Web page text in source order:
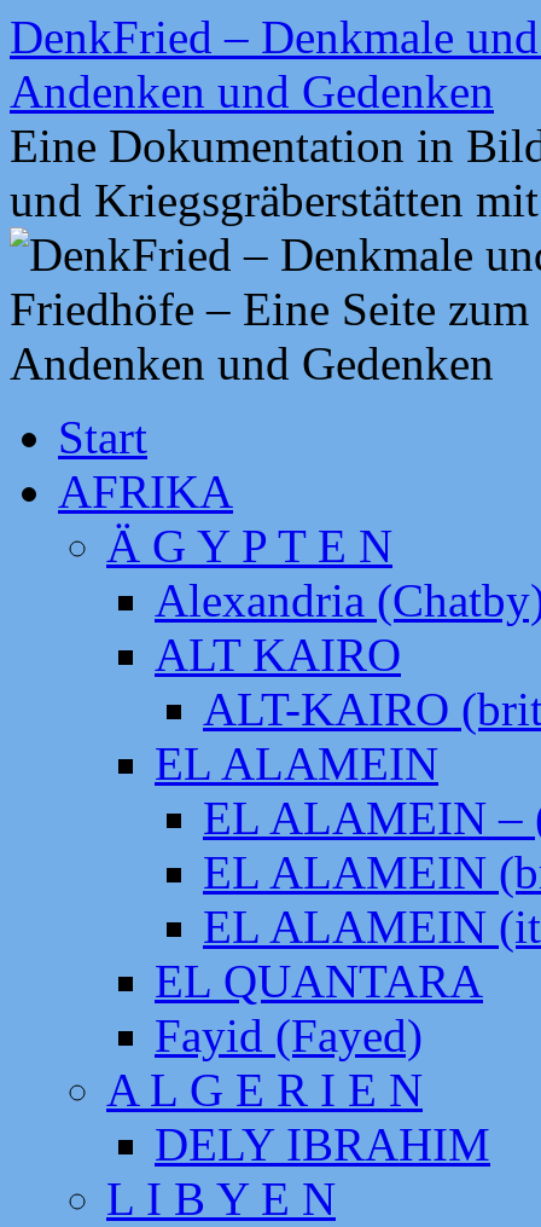
Zum
Inhalt
springen
DenkFried – Denkmale
Andenken und Gedenken
Eine Dokumentation in
und Kriegsgräberstätten
Start
AFRIKA
Ä G Y P T E N
Alexandria
ALT KAIRO
ALT-KAIRO
EL ALAMEIN
EL ALAMEIN –
EL ALAMEIN
EL ALAMEIN
EL QUANTARA
Fayid (Fayed)
A L G E R I E N
DELY IBRAHIM
L I B Y E N